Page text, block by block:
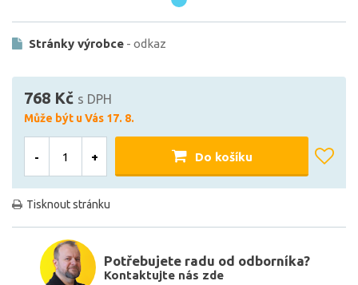
Stránky výrobce - odkaz
768 Kč s DPH
Může být u Vás 17. 8.
- + Do košíku
Tisknout stránku
Potřebujete radu od odborníka?
Kontaktujte nás zde